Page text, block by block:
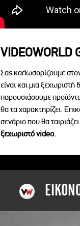
VIDEOWORLD
Σας καλωσορίζουμε
είναι και μια
παρουσιάσουμε
θα τα χαρακτηρίζει.
σενάριο που θα
ξεχωριστό videο.